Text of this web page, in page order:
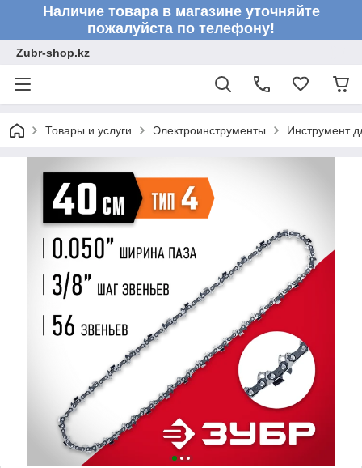
Наличие товара в магазине уточняйте
пожалуйста по телефону!
Zubr-shop.kz
Товары и услуги Электроинструменты Инструмент